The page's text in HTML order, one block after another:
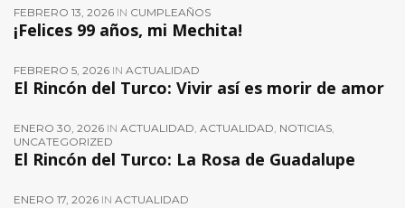
FEBRERO 13, 2026 IN CUMPLEAÑOS
¡Felices 99 años, mi Mechita!
FEBRERO 5, 2026 IN ACTUALIDAD
El Rincón del Turco: Vivir así es morir de amor
ENERO 30, 2026 IN ACTUALIDAD ACTUALIDAD NOTICIAS
UNCATEGORIZED
El Rincón del Turco: La Rosa de Guadalupe
ENERO 17, 2026 IN ACTUALIDAD